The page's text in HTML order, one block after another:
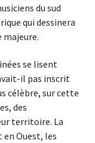
du sud
qui dessinera
se lisent
il pas inscrit
célèbre, sur cette
des
territoire. La
en Ouest, les